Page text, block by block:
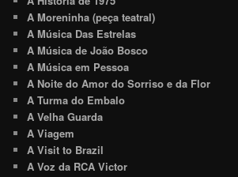
A Moreninha (peça teatral)
A Música Das Estrelas
A Música de João Bosco
A Música em Pessoa
A Noite do Amor do Sorriso e da Flor
A Turma do Embalo
A Velha Guarda
A Viagem
A Visit to Brazil
A Voz da RCA Victor